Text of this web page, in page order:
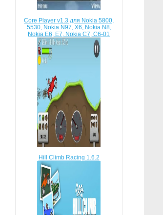
Core Player v1.3 для Nokia 5800,
5530, Nokia N97, X6, Nokia N8,
Nokia E6, E7, Nokia C7, C6-01
Hill Climb Racing 1.6.2